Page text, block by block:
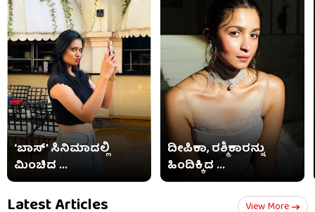
‘ಬಾಸ್’ ಸಿನಿಮಾದಲ್ಲಿ
ಮಿಂಚಿದ ...
ದೀಪಿಕಾ, ರಶ್ಮಿಕಾರನ್ನು
ಹಿಂದಿಕ್ಕಿದ ...
Latest Articles View More